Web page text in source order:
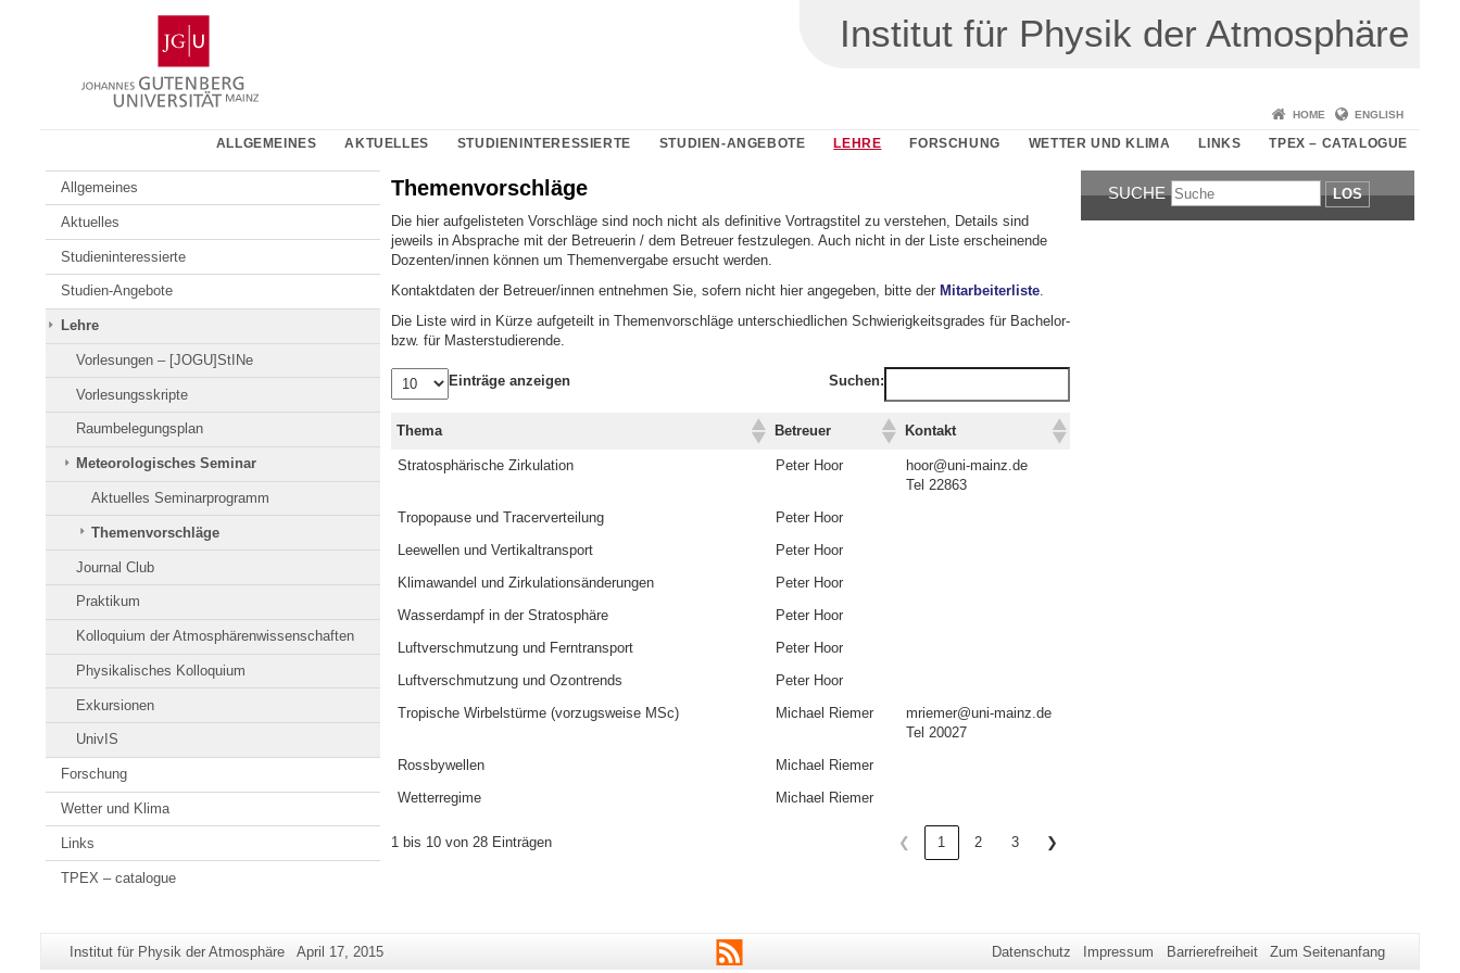
Gutenberg-
Universität
Mainz
Institut für Physik der Atmosphäre
HOME ENGLISH
ALLGEMEINES AKTUELLES STUDIENINTERESSIERTE STUDIEN-ANGEBOTE LEHRE FORSCHUNG WETTER UND KLIMA LINKS TPEX – CATALOGUE
Allgemeines
Aktuelles
Studieninteressierte
Studien-Angebote
Lehre
Vorlesungen – [JOGU]StINe
Vorlesungsskripte
Raumbelegungsplan
Meteorologisches Seminar
Aktuelles Seminarprogramm
Themenvorschläge
Journal Club
Praktikum
Kolloquium der Atmosphärenwissenschaften
Physikalisches Kolloquium
Exkursionen
UnivIS
Forschung
Wetter und Klima
Links
TPEX – catalogue
Themenvorschläge
Die hier aufgelisteten Vorschläge sind noch nicht als definitive Vortragstitel zu verstehen, Details sind
jeweils in Absprache mit der Betreuerin / dem Betreuer festzulegen. Auch nicht in der Liste erscheinende
Dozenten/innen können um Themenvergabe ersucht werden.
Kontaktdaten der Betreuer/innen entnehmen Sie, sofern nicht hier angegeben, bitte der Mitarbeiterliste.
Die Liste wird in Kürze aufgeteilt in Themenvorschläge unterschiedlichen Schwierigkeitsgrades für Bachelor-
bzw. für Masterstudierende.
Einträge anzeigen Suchen:
Thema Betreuer Kontakt
Stratosphärische Zirkulation Peter Hoor
hoor@uni-mainz.de
Tel 22863
Tropopause und Tracerverteilung
Peter Hoor
Leewellen und Vertikaltransport
Peter Hoor
Klimawandel und Zirkulationsänderungen
Peter Hoor
Wasserdampf in der Stratosphäre
Peter Hoor
Luftverschmutzung und Ferntransport
Peter Hoor
Luftverschmutzung und Ozontrends
Peter Hoor
Tropische Wirbelstürme (vorzugsweise MSc)
Michael Riemer
mriemer@uni-mainz.de
Tel 20027
Rossbywellen
Michael Riemer
Wetterregime
Michael Riemer
1 bis 10 von 28 Einträgen ❮ 1 2 3 ❯
SUCHE LOS
Zusätzliche
Seiten-
Institut für Physik der Atmosphäre
Letzte
April 17, 2015 RSS Datenschutz Impressum Barrierefreiheit Zum Seitenanfang